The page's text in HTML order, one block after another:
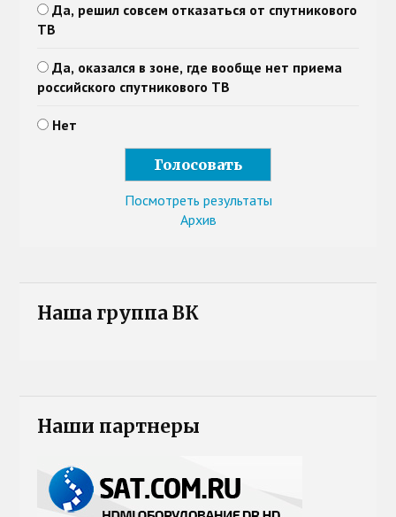
Да, решил совсем отказаться от спутникового
ТВ
Да, оказался в зоне, где вообще нет приема
российского спутникового ТВ
Нет
Посмотреть результаты
Архив
Наша группа ВК
Наши партнеры